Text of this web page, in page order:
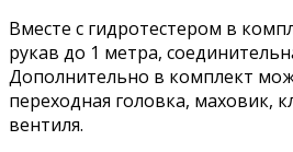
Вместе с гидротестером в
рукав до 1 метра,
Дополнительно в комплект
переходная головка, маховик,
вентиля.